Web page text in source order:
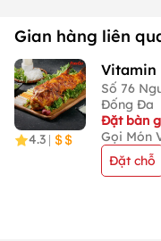
Gian hàng liên
4.3 |
Vitamin
Số 76
Đống Đa
Đặt bàn
Gọi Món
Đặt chỗ